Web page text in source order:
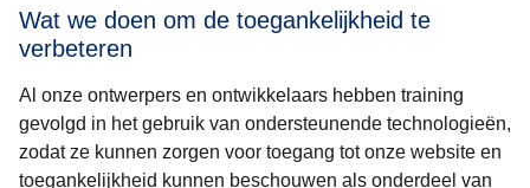
Wat we doen om de toegankelijkheid te
verbeteren
Al onze ontwerpers en ontwikkelaars hebben training
gevolgd in het gebruik van ondersteunende technologieën,
zodat ze kunnen zorgen voor toegang tot onze website en
toegankelijkheid kunnen beschouwen als onderdeel van